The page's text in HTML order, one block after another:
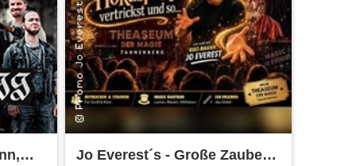
Jo Everest´s - Große Zauber-